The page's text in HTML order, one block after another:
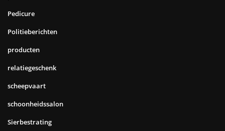
Pedicure
Politieberichten
producten
relatiegeschenk
scheepvaart
schoonheidssalon
Sierbestrating